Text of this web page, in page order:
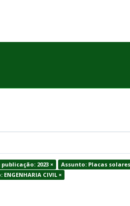
2023 × Assunto: Placas
CIVIL ×